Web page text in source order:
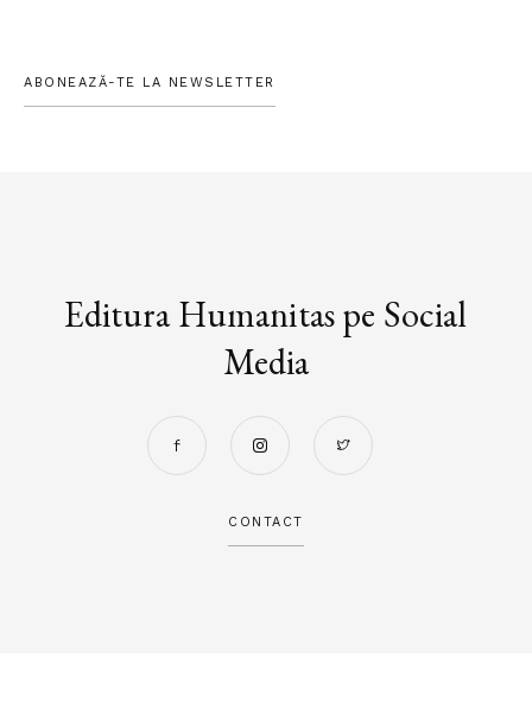
ABONEAZĂ-TE LA NEWSLETTER
Editura Humanitas pe Social
Media
CONTACT